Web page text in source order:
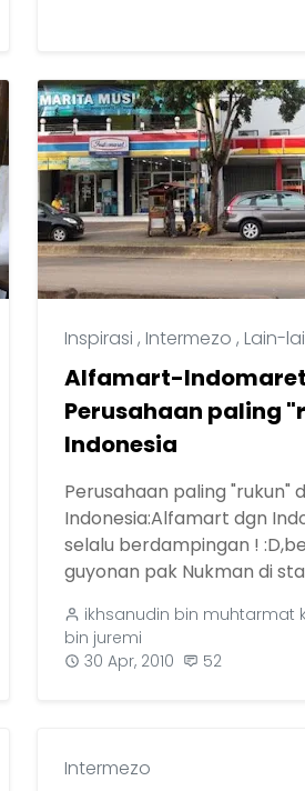
Inspirasi , Intermezo , Lain-
Alfamart-Indomaret
Perusahaan paling
Indonesia
Perusahaan paling "rukun"
Indonesia:Alfamart dgn
selalu berdampingan !
guyonan pak Nukman di
ikhsanudin bin muhtarmat
bin juremi
30 Apr, 2010
52
Intermezo